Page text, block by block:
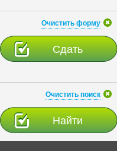
Очистить форму
Очистить поиск